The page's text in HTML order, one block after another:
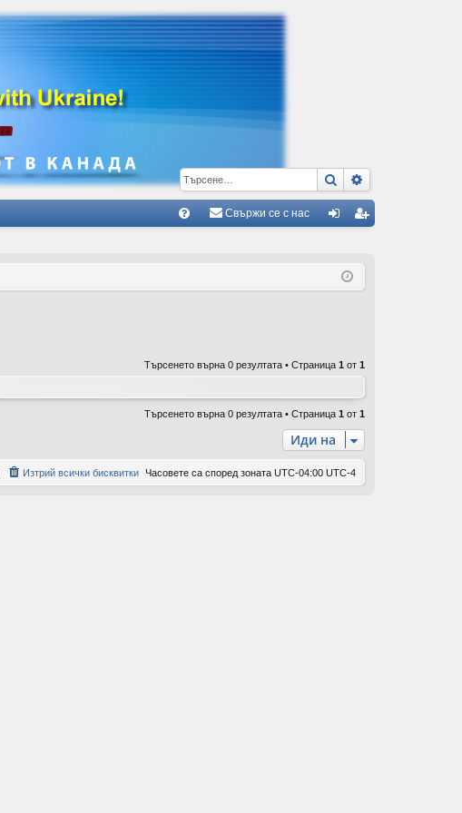
Търсене
Б
О
тг
и
Свържи се с нас
ис
Търсенето върна 0 резултата • Страница 1 от 1
Търсенето върна 0 резултата • Страница 1 от 1
Иди на
Часовете са според зоната UTC-04:00 UTC-4
Изтрий всички бисквитки